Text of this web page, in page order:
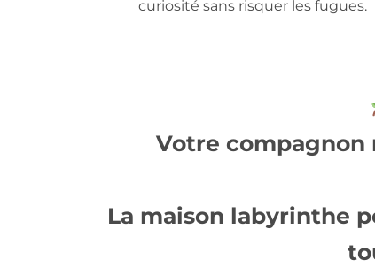
curiosité sans risquer les fugues.
Votre compagnon
La maison labyrinthe